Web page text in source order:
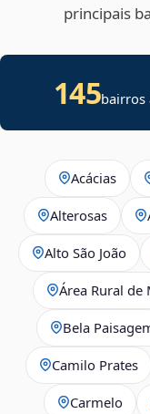
principais
145bairros
Acácias
Alterosas
Alto São João
Área Rural de
Bela
Camilo Prates
Carmelo